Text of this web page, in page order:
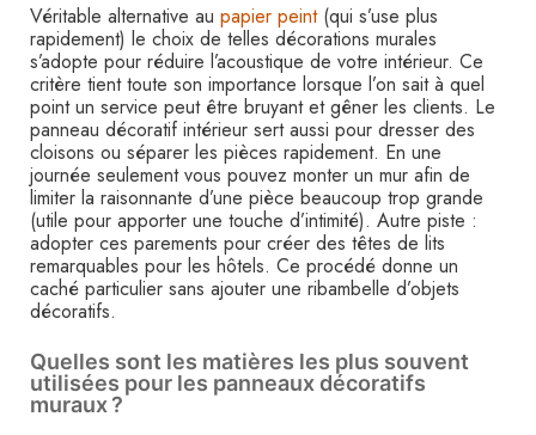
Véritable alternative au papier peint(qui s’use plus
rapidement) le choix de telles décorations murales
s’adopte pour réduire l’acoustique de votre intérieur. Ce
critère tient toute son importance lorsque l’on sait à quel
point un service peut être bruyant et gêner les clients. Le
panneau décoratif intérieur sert aussi pour dresser des
cloisons ou séparer les pièces rapidement. En une
journée seulement vous pouvez monter un mur afin de
limiter la raisonnante d’une pièce beaucoup trop grande
(utile pour apporter une touche d’intimité). Autre piste :
adopter ces parements pour créer des têtes de lits
remarquables pour les hôtels. Ce procédé donne un
caché particulier sans ajouter une ribambelle d’objets
décoratifs.
Quelles sont les matières les plus souvent
utilisées pour les panneaux décoratifs
muraux ?